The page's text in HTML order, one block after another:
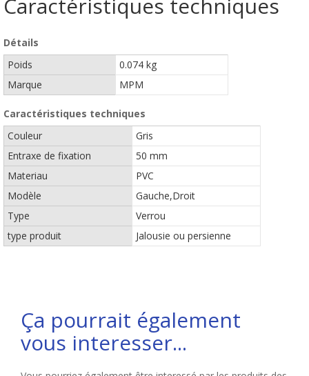
Caractéristiques techniques
Détails
Poids
0.074 kg
Marque
MPM
Caractéristiques techniques
Couleur
Gris
Entraxe de fixation
50 mm
Materiau
PVC
Modèle
Gauche,Droit
Type
Verrou
type produit
Jalousie ou persienne
Ça pourrait également
vous interesser...